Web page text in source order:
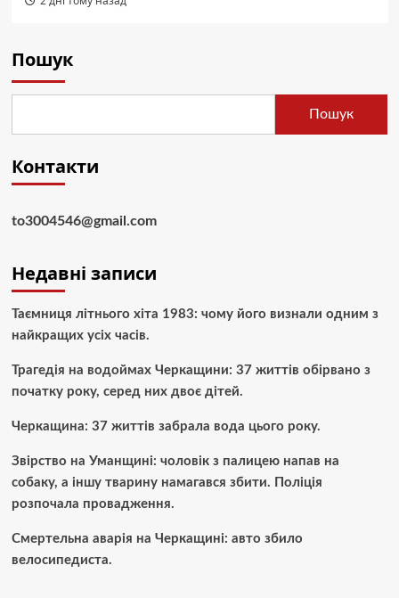
Пошук
Пошук
Контакти
to3004546@gmail.com
Недавні записи
Таємниця літнього хіта 1983: чому його визнали одним з
найкращих усіх часів.
Трагедія на водоймах Черкащини: 37 життів обірвано з
початку року, серед них двоє дітей.
Черкащина: 37 життів забрала вода цього року.
Звірство на Уманщині: чоловік з палицею напав на
собаку, а іншу тварину намагався збити. Поліція
розпочала провадження.
Смертельна аварія на Черкащині: авто збило
велосипедиста.